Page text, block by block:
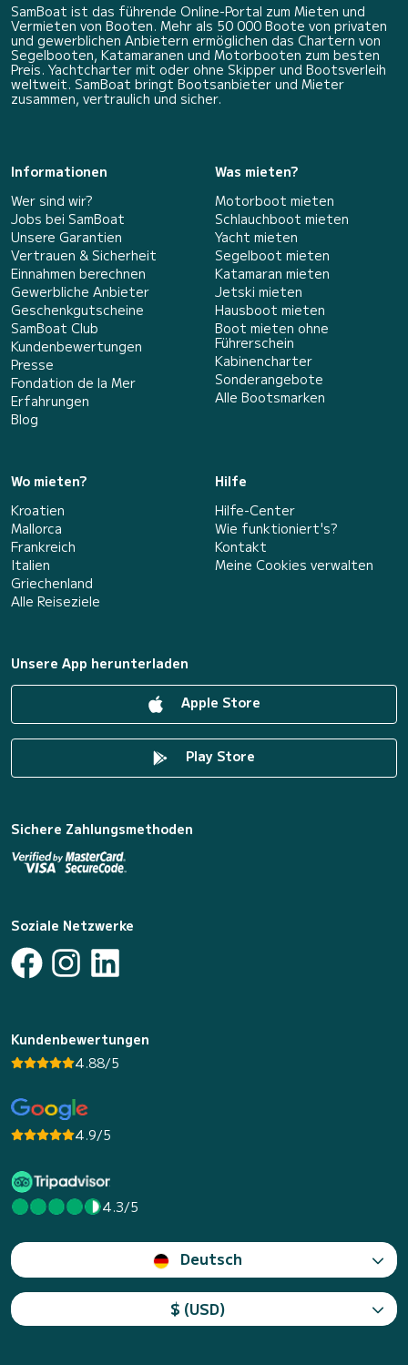
SamBoat ist das führende Online-Portal zum Mieten und
Vermieten von Booten. Mehr als 50 000 Boote von privaten
und gewerblichen Anbietern ermöglichen das Chartern von
Segelbooten, Katamaranen und Motorbooten zum besten
Preis. Yachtcharter mit oder ohne Skipper und Bootsverleih
weltweit. SamBoat bringt Bootsanbieter und Mieter
zusammen, vertraulich und sicher.
Informationen
Wer sind wir?
Jobs bei SamBoat
Unsere Garantien
Vertrauen & Sicherheit
Einnahmen berechnen
Gewerbliche Anbieter
Geschenkgutscheine
SamBoat Club
Kundenbewertungen
Presse
Fondation de la Mer
Erfahrungen
Blog
Was mieten?
Motorboot mieten
Schlauchboot mieten
Yacht mieten
Segelboot mieten
Katamaran mieten
Jetski mieten
Hausboot mieten
Boot mieten ohne
Führerschein
Kabinencharter
Sonderangebote
Alle Bootsmarken
Wo mieten?
Kroatien
Mallorca
Frankreich
Italien
Griechenland
Alle Reiseziele
Hilfe
Hilfe-Center
Wie funktioniert's?
Kontakt
Meine Cookies verwalten
Unsere App herunterladen
Apple Store
Play Store
Sichere Zahlungsmethoden
Soziale Netzwerke
Kundenbewertungen
4.88/5
4.9/5
4.3/5
Deutsch
$ (USD)